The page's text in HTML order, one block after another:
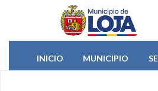
Pasar al contenido principal
INICIO
MUNICIPIO